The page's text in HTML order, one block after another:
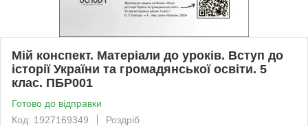
Мій конспект. Матеріали до уроків. Вступ до
історії України та громадянської освіти. 5
клас. ПБР001
Готово до відправки
Код: 1927169349
Роздріб